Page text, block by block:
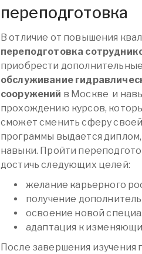
переподготовка
В отличие от повышения
переподготовка
приобрести
обслуживание
сооружений в Москве и
прохождению курсов,
сможет сменить сферу
программы выдается
навыки. Пройти
достичь следующих целей:
желание карьерного
получение
освоение новой
адаптация к
После завершения